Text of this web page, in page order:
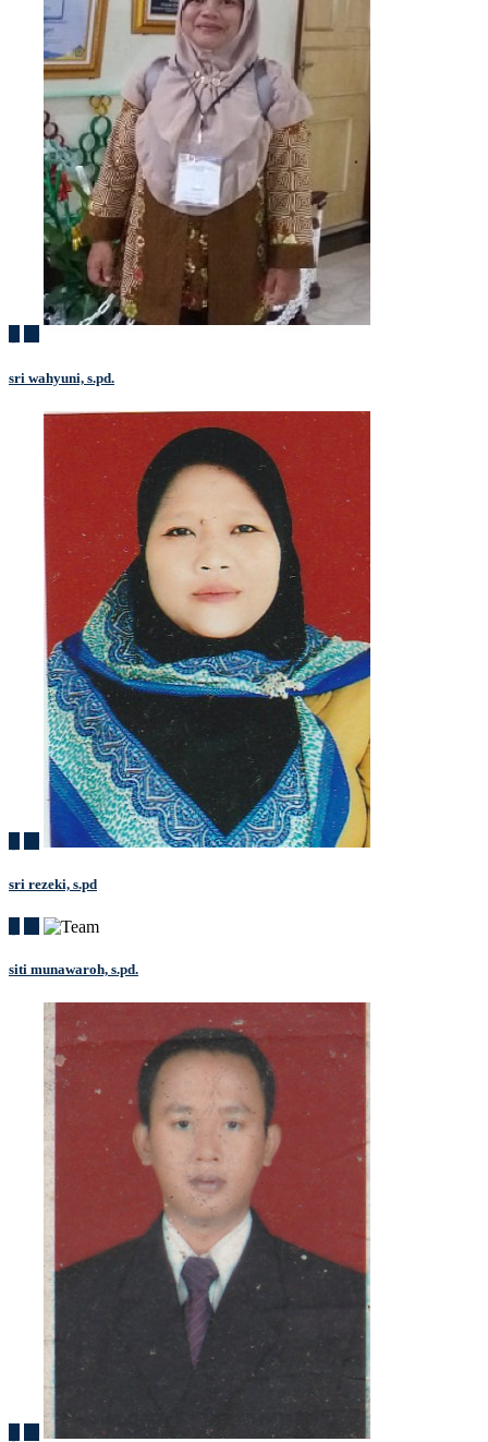
sri wahyuni, s.pd.
sri rezeki, s.pd
siti munawaroh, s.pd.